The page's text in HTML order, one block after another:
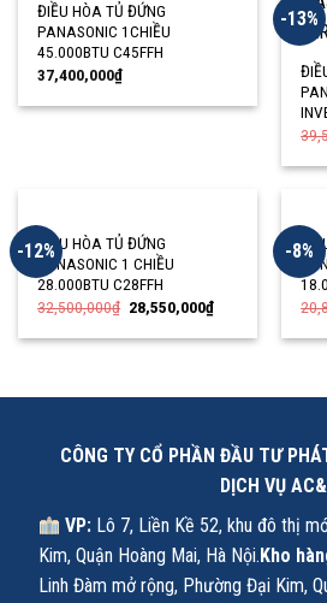
ĐIỀU HÒA TỦ ĐỨNG
PANASONIC 1CHIỀU
45.000BTU C45FFH
37,400,000₫
-13%
-12%ĐIỀU HÒA TỦ ĐỨNG
PANASONIC 1 CHIỀU
28.000BTU C28FFH
32,500,000₫ 28,550,000₫
-8%
CÔNG TY CỔ PHẦN ĐẦU TƯ
DỊCH VỤ
VP: Lô 7, Liền Kề 52, khu đô thị
Kim, Quận Hoàng Mai, Hà Nội. Kho
Linh Đàm mở rộng, Phường Đại Kim,